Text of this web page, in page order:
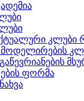
კლუბი
ფორმა